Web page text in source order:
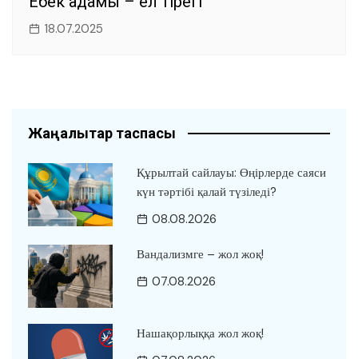
18.07.2025
Жаңалықтар таспасы
Құрылтай сайлауы: Өңірлерде саяси
күн тәртібі қалай түзіледі?
08.08.2026
Вандализмге – жол жоқ!
07.08.2026
Нашақорлыққа жол жоқ!